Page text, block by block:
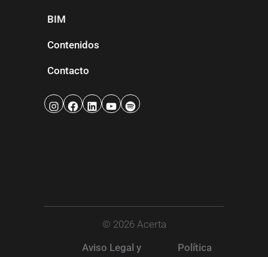
BIM
Contenidos
Contacto
© 2026 Acerta
Aviso Legal y
Política